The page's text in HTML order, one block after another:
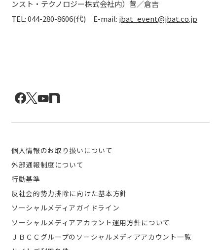
ンスト・テクノロジー株式会社内）菅／倉吉
TEL: 044-280-8606(代) E-mail: jbat_event@jbat.co.jp
個人情報のお取り扱いについて
外部通報制度について
行動基準
反社会的勢力排除に向けた基本方針
ソーシャルメディアガイドライン
ソーシャルメディアアカウント運用方針について
ＪＢＣＣグループのソーシャルメディアアカウント一覧